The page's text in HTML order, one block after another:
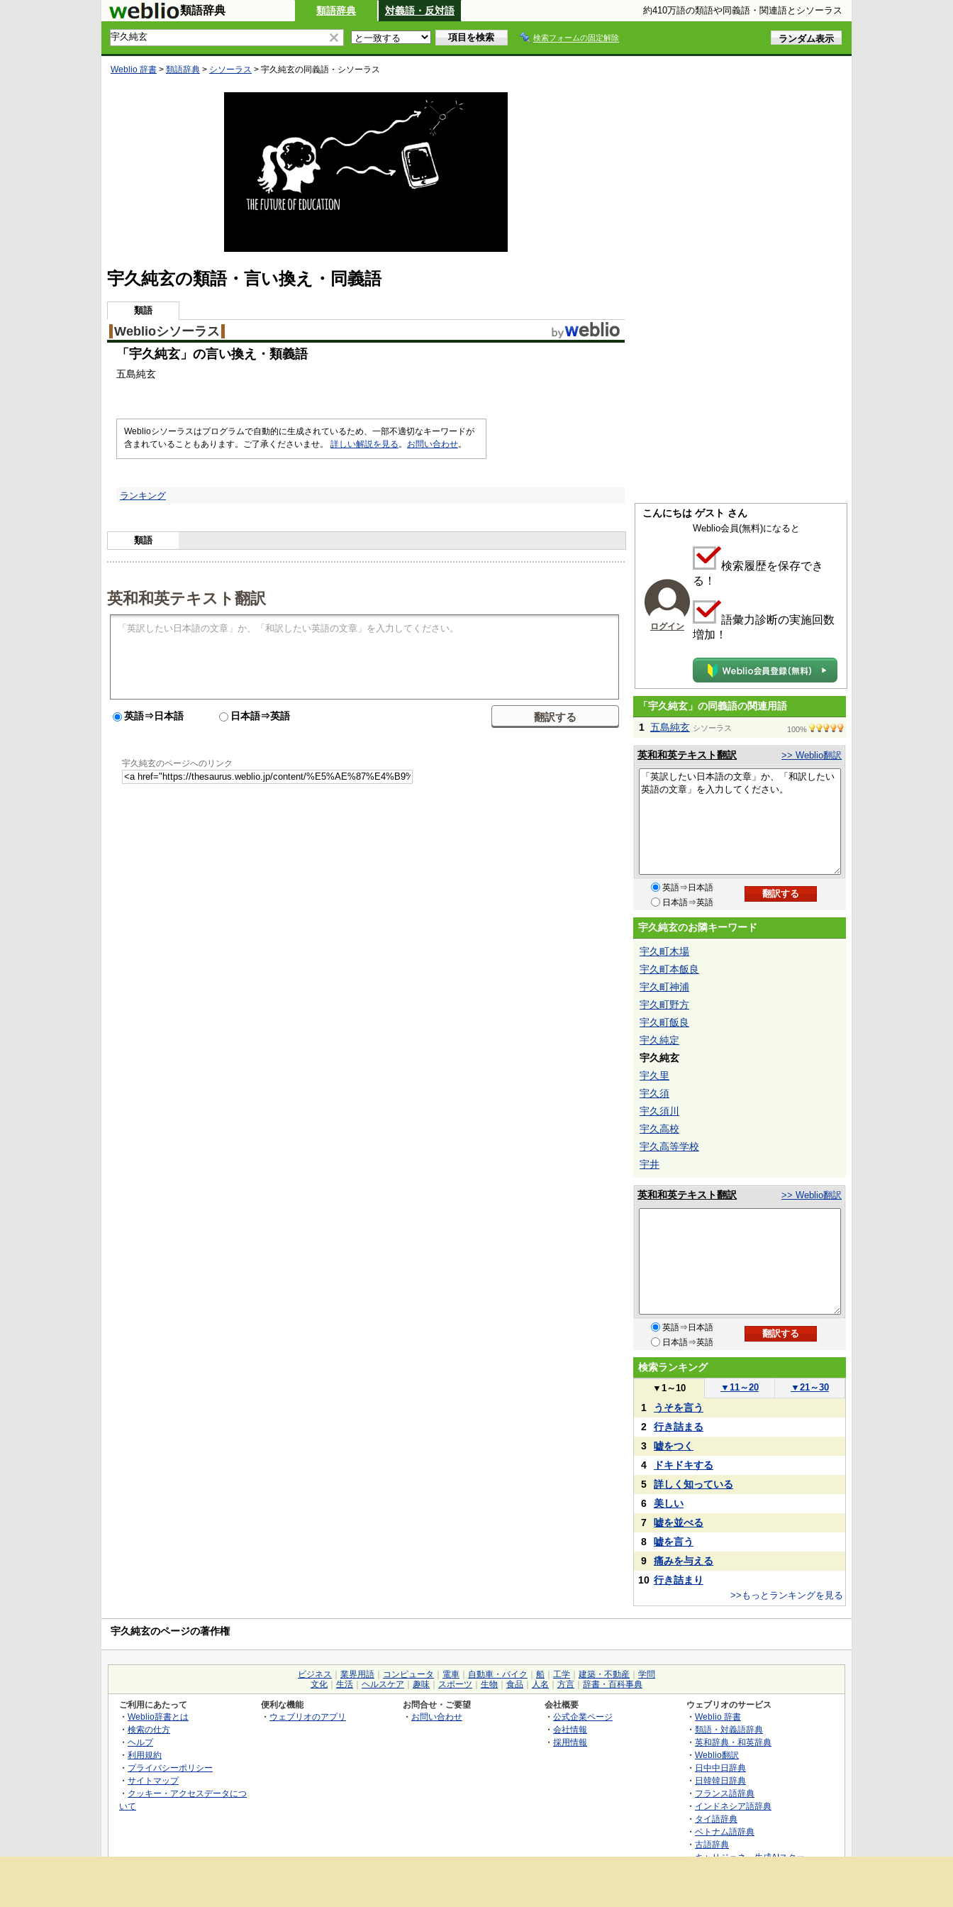
類語辞典 類語辞典 対義語・反対語 約410万語の類語や同義語・関連語とシソーラス
検索フォームの固定解除
Weblio 辞書 > 類語辞典 > シソーラス > 宇久純玄の同義語・シソーラス
宇久純玄の類語・言い換え・同義語
類語
Weblioシソーラス
「 宇久純玄 」の言い換え・類義語
五島純玄
Weblioシソーラスはプログラムで自動的に生成されているため、一部不適切なキーワードが
含まれていることもあります。ご了承くださいませ。 詳しい解説を見る 。 お問い合わせ。
ランキング
類語
英和和英テキスト翻訳
英語⇒日本語 日本語⇒英語
宇久純玄のページへのリンク
こんにちは ゲスト さん
ログイン
Weblio会員(無料)になると
検索履歴を保存でき
る！
語彙力診断の実施回数
増加！
「宇久純玄」の同義語の関連用語
1 五島純玄 シソーラス 100%
英和和英テキスト翻訳 >> Weblio翻訳
英語⇒日本語
日本語⇒英語
宇久純玄のお隣キーワード
宇久町木場
宇久町本飯良
宇久町神浦
宇久町野方
宇久町飯良
宇久純定
宇久純玄
宇久里
宇久須
宇久須川
宇久高校
宇久高等学校
宇井
英和和英テキスト翻訳 >> Weblio翻訳
英語⇒日本語
日本語⇒英語
検索ランキング
▼ 1～10 ▼ 11～20 ▼ 21～30
1
うそを言う
2
行き詰まる
3
嘘をつく
4
ドキドキする
5
詳しく知っている
6
美しい
7
嘘を並べる
8
嘘を言う
9
痛みを与える
10 行き詰まり
>>もっとランキングを見る
宇久純玄のページの著作権
ビジネス 業界用語 コンピュータ 電車 自動車・バイク 船 工学 建築・不動産
学問
文化
生活 ヘルスケア 趣味 スポーツ 生物 食品 人名 方言 辞書・百科事典
ご利用にあたって
・ Weblio辞書とは
・ 検索の仕方
・ ヘルプ
・ 利用規約
・ プライバシーポリシー
・ サイトマップ
・ クッキー・アクセスデータにつ
いて
便利な機能
・ ウェブリオのアプリ
お問合せ・ご要望
・ お問い合わせ
会社概要
・ 公式企業ページ
・ 会社情報
・ 採用情報
ウェブリオのサービス
・ Weblio 辞書
・ 類語・対義語辞典
・ 英和辞典・和英辞典
・ Weblio翻訳
・ 日中中日辞典
・ 日韓韓日辞典
・ フランス語辞典
・ インドネシア語辞典
・ タイ語辞典
・ ベトナム語辞典
・ 古語辞典
・キャリジェネ～生成AIスクー